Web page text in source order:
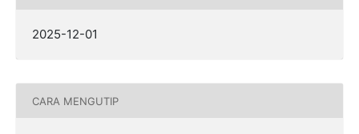
2025-12-01
CARA MENGUTIP